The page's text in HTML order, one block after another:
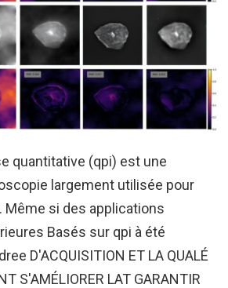
quantitative (qpi) est une
largement utilisée pour
Même si des applications
Basés sur qpi à été
D'ACQUISITION ET LA QUALÉ
S'AMÉLIORER LAT GARANTIR